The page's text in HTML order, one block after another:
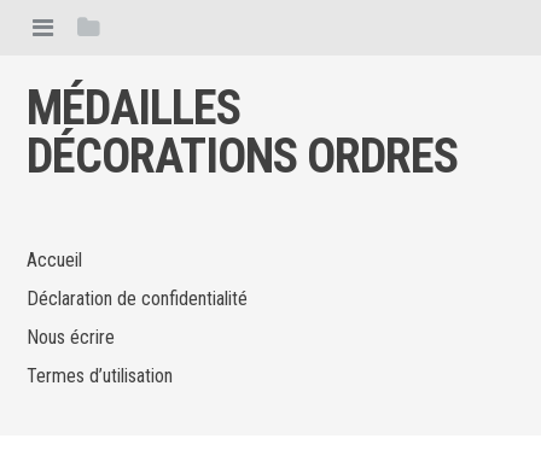
MÉDAILLES
DÉCORATIONS ORDRES
Accueil
Déclaration de confidentialité
Nous écrire
Termes d’utilisation